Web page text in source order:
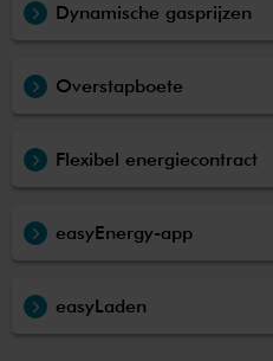
Dynamische gasprijzen
Overstapboete
Flexibel energiecontract
easyEnergy-app
easyLaden